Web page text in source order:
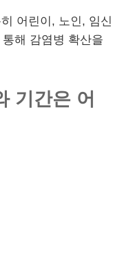
어린이, 노인, 임신
해 감염병 확산을
기간은 어